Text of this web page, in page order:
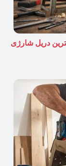
و معرفی ۷ مدل بهترین دریل شارژی